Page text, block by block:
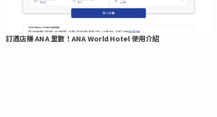
訂酒店賺 ANA 里數！ANA World Hotel 使用介紹